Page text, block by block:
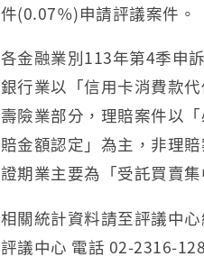
件(0.07％)申請評議案件。
各金融業別113年第4季申
銀行業以「信用卡消費款
壽險業部分，理賠案件以
賠金額認定」為主，非理
證期業主要為「受託買賣
相關統計資料請至評議中
評議中心 電話 02-2316-